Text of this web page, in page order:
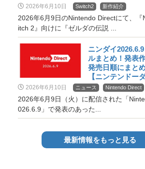
2026年6月10日 Switch2 新作紹介
2026年6月9日のNintendo Directにて、『
itch 2』向けに『ゼルダの伝説 ...
ニンダイ
ルまとめ！発表
発売日順にまと
【ニンテンドー
ト】
2026年6月10日 ニュース Nintendo Direct
2026年6月9日（火）に配信された「
026.6.9」で発表のあった...
最新情報をもっと見る